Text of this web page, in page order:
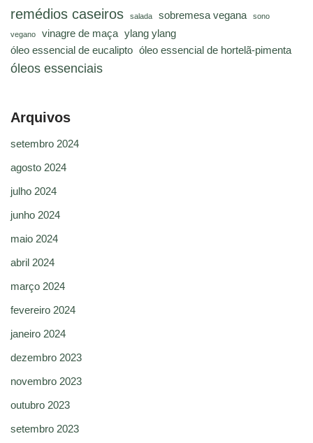
remédios caseiros salada sobremesa vegana sono
vegano vinagre de maça ylang ylang
óleo essencial de eucalipto óleo essencial de hortelã-pimenta
óleos essenciais
Arquivos
setembro 2024
agosto 2024
julho 2024
junho 2024
maio 2024
abril 2024
março 2024
fevereiro 2024
janeiro 2024
dezembro 2023
novembro 2023
outubro 2023
setembro 2023